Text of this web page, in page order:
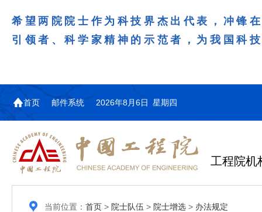
希望两院院士作为科技界杰出代表，冲锋
引领者、科学家精神的示范者，为我国科
首页 邮件系统 2026年8月6日 星期四
工程院机
当前位置： 首页> 院士队伍 > 院士增选> 办法规定